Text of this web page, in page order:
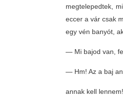
megtelepedtek,
eccer a vár csak
egy vén banyót,
— Mi bajod van,
— Hm! Az a baj
annak kell lennem!